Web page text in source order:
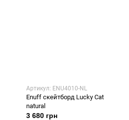
Артикул: ENU4010-NL
Enuff скейтборд Lucky Cat
natural
3 680 грн